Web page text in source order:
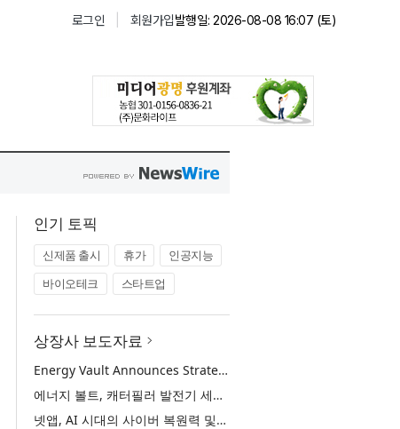
인기 토픽
신제품 출시 휴가
인공지능
바이오테크
스타트업
상장사 보도자료
Energy Vault Announces Strategic Agreement to Deploy 1.25 GW of Integrated Power Infrastructure for Hyperscaler AI Data Center with Leading Power Generation EPC Deploying Caterpillar Gensets
에너지 볼트, 캐터필러 발전기 세트 배치 중인 선도적인 발전 EPC를 통해 하이퍼스케일러 AI 데이터센터를 위한 1.25 GW 통합 전력 인프라 구축을 위한 전략적 계약 체결
넷앱, AI 시대의 사이버 복원력 및 데이터 보호 강화를 위해 젯스트림 소프트웨어 인수